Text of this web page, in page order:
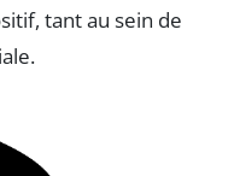
tant au sein de